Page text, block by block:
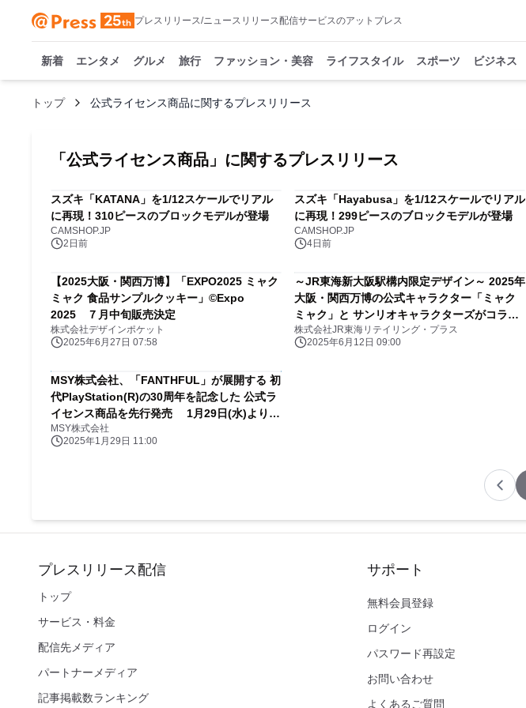
プレスリリース/ニュースリリース配信サービスのアットプレス
新着 エンタメ グルメ 旅行 ファッション・美容 ライフスタイル スポーツ ビジネス
トップ 公式ライセンス商品に関するプレスリリース
「 公式ライセンス商品 」に関するプレスリリース
スズキ「KATANA」を1/12スケールでリアル
に再現！310ピースのブロックモデルが登場
CAMSHOP.JP
2日前
スズキ「Hayabusa」を1/12スケールでリアル
に再現！299ピースのブロックモデルが登場
CAMSHOP.JP
4日前
【2025大阪・関西万博】「EXPO2025 ミャク
ミャク 食品サンプルクッキー」©Expo
2025 ７月中旬販売決定
株式会社デザインポケット
2025年6月27日 07:58
～JR東海新大阪駅構内限定デザイン～ 2025年
大阪・関西万博の公式キャラクター「ミャク
ミャク」と サンリオキャラクターズがコラボ
した公式ライセンス商品を販売
株式会社JR東海リテイリング・プラス
2025年6月12日 09:00
MSY株式会社、「FANTHFUL」が展開する 初
代PlayStation(R)の30周年を記念した 公式ラ
イセンス商品を先行発売 1月29日(水)より予
約受付を開始
MSY株式会社
2025年1月29日 11:00
プレスリリース配信
トップ
サービス・料金
配信先メディア
パートナーメディア
記事掲載数ランキング
サポート
無料会員登録
ログイン
パスワード再設定
お問い合わせ
よくあるご質問